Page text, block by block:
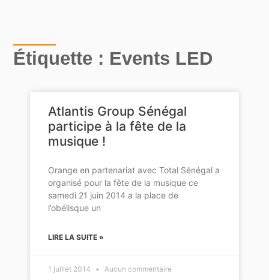
Étiquette : Events LED
Atlantis Group Sénégal
participe à la fête de la
musique !
Orange en partenariat avec Total Sénégal a
organisé pour la fête de la musique ce
samedi 21 juin 2014 a la place de
l’obélisque un
LIRE LA SUITE »
1 juillet 2014 Aucun commentaire